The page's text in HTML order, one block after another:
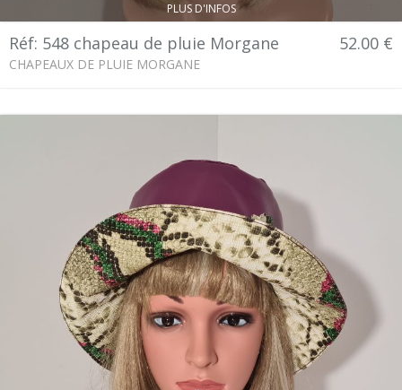
PLUS D'INFOS
Réf: 548 chapeau de pluie Morgane
CHAPEAUX DE PLUIE MORGANE
52.00 €